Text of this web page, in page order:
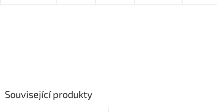
Související produkty